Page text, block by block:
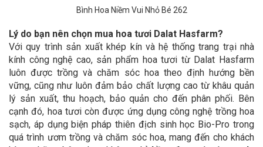
Bình Hoa Niềm Vui Nhỏ Bé 262
Lý do bạn nên chọn mua hoa tươi Dalat Hasfarm?
Với quy trình sản xuất khép kín và hệ thống trang trại nhà
kính công nghệ cao, sản phẩm hoa tươi từ Dalat Hasfarm
luôn được trồng và chăm sóc hoa theo định hướng bền
vững, cũng như luôn đảm bảo chất lượng cao từ khâu quản
lý sản xuất, thu hoạch, bảo quản cho đến phân phối. Bên
cạnh đó, hoa tươi còn được ứng dụng công nghệ trồng hoa
sạch, áp dụng biện pháp thiên địch sinh học Bio-Pro trong
quá trình ươm trồng và chăm sóc hoa, mang đến cho khách